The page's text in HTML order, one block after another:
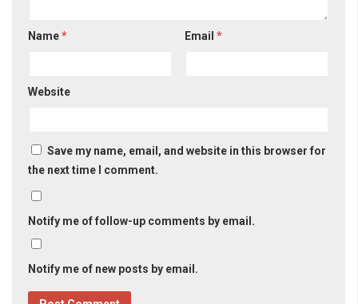
Name* Email*
Website
Save my name, email, and website in this browser for
the next time I comment.
Notify me of follow-up comments by email.
Notify me of new posts by email.